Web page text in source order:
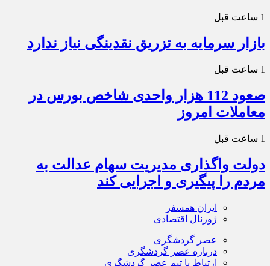
1 ساعت قبل
بازار سرمایه به تزریق نقدینگی نیاز ندارد
1 ساعت قبل
صعود 112 هزار واحدی شاخص بورس در
معاملات امروز
1 ساعت قبل
دولت واگذاری مدیریت سهام عدالت به
مردم را پیگیری و اجرایی کند
ایران همسفر
ژورنال اقتصادی
عصر گردشگری
درباره عصر گردشگری
ارتباط با تیم عصر گردشگری